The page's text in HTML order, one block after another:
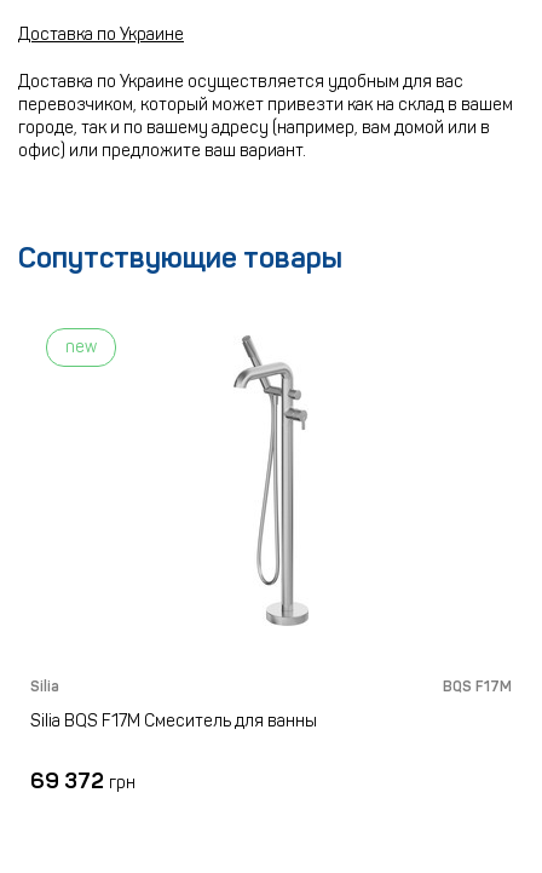
Доставка по Украине
Доставка по Украине осуществляется удобным для вас
перевозчиком, который может привезти как на склад в вашем
городе, так и по вашему адресу (например, вам домой или в
офис) или предложите ваш вариант.
Сопутствующие товары
new
Silia BQS F17M
Silia BQS F17M Смеситель для ванны
69 372 грн